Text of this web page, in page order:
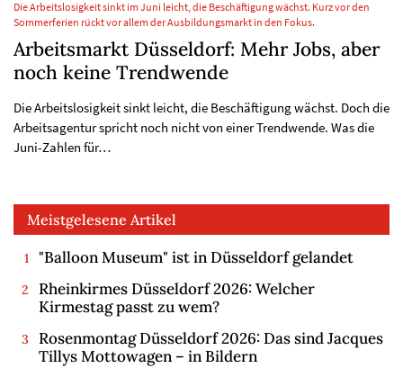
Die Arbeitslosigkeit sinkt im Juni leicht, die Beschäftigung wächst. Kurz vor den
Sommerferien rückt vor allem der Ausbildungsmarkt in den Fokus.
Arbeitsmarkt Düsseldorf: Mehr Jobs, aber
noch keine Trendwende
Die Arbeitslosigkeit sinkt leicht, die Beschäftigung wächst. Doch die
Arbeitsagentur spricht noch nicht von einer Trendwende. Was die
Juni-Zahlen für…
Meistgelesene Artikel
"Balloon Museum" ist in Düsseldorf gelandet
Rheinkirmes Düsseldorf 2026: Welcher
Kirmestag passt zu wem?
Rosenmontag Düsseldorf 2026: Das sind Jacques
Tillys Mottowagen – in Bildern